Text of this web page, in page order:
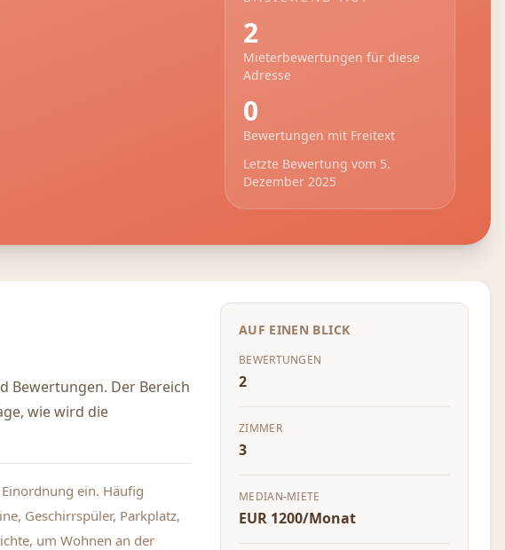
2
Mieterbewertungen für diese
Adresse
0
Bewertungen mit Freitext
Letzte Bewertung vom 5.
Dezember 2025
Bewertungen. Der Bereich
wie wird die
ein. Häufig
Geschirrspüler, Parkplatz,
um Wohnen an der
AUF EINEN BLICK
BEWERTUNGEN
2
ZIMMER
3
MEDIAN-MIETE
EUR 1200/Monat